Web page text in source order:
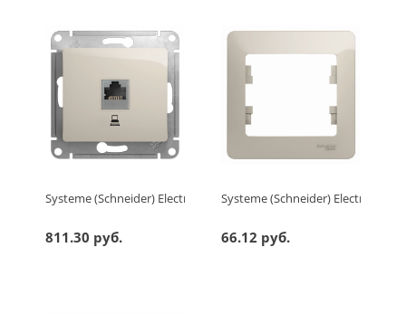
Systeme (Schneider) Electric GLOSSA РОЗЕТКА компьютерная
811.30 руб.
Systeme (Schneider) Electric
66.12 руб.